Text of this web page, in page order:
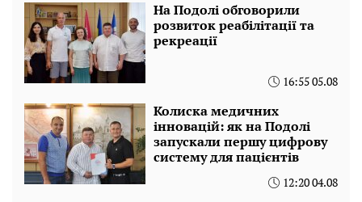
На Подолі обговорили
розвиток реабілітації та
рекреації
16:55 05.08
Колиска медичних
інновацій: як на Подолі
запускали першу цифрову
систему для пацієнтів
12:20 04.08